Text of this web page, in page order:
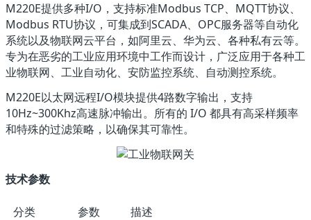
M220E提供多种I/O，支持标准Modbus TCP、MQTT协议、
Modbus RTU协议，可集成到SCADA、OPC服务器等自动化
系统以及物联网云平台，如阿里云、华为云、各种私有云等。
专为在恶劣的工业应用环境中工作而设计，广泛应用于各种工
业物联网、工业自动化、安防监控系统、自动测控系统。
M220E以太网远程I/O模块提供4路数字输出，支持
10Hz~300Khz高速脉冲输出。所有的 I/O 都具有高采样频率
和特殊的过滤策略，以确保其可靠性。
技术参数
分类 参数 描述